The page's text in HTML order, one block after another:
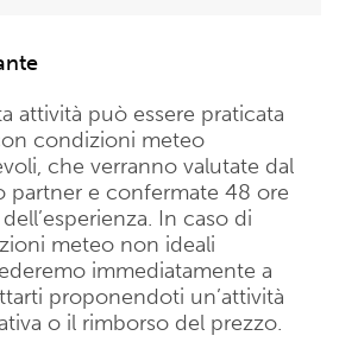
attività può essere praticata
condizioni meteo
che verranno valutate dal
partner e confermate 48 ore
In caso di
meteo non ideali
immediatamente a
proponendoti un’attività
o il rimborso del prezzo.